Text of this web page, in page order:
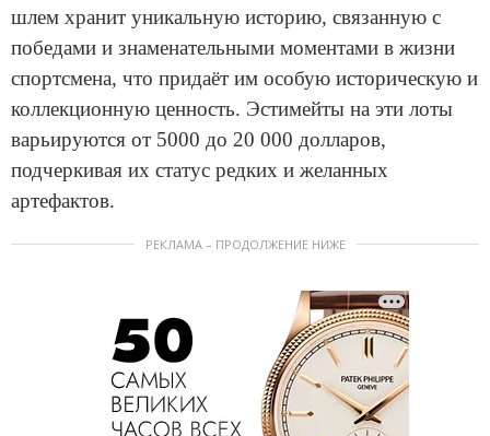
шлем хранит уникальную историю, связанную с
победами и знаменательными моментами в жизни
спортсмена, что придаёт им особую историческую и
коллекционную ценность. Эстимейты на эти лоты
варьируются от 5000 до 20 000 долларов,
подчеркивая их статус редких и желанных
артефактов.
РЕКЛАМА – ПРОДОЛЖЕНИЕ НИЖЕ